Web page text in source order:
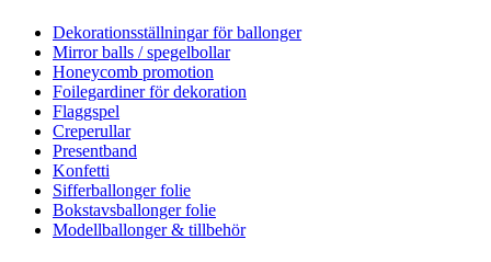
Dekorationsställningar för ballonger
Mirror balls / spegelbollar
Honeycomb promotion
Foilegardiner för dekoration
Flaggspel
Creperullar
Presentband
Konfetti
Sifferballonger folie
Bokstavsballonger folie
Modellballonger & tillbehör